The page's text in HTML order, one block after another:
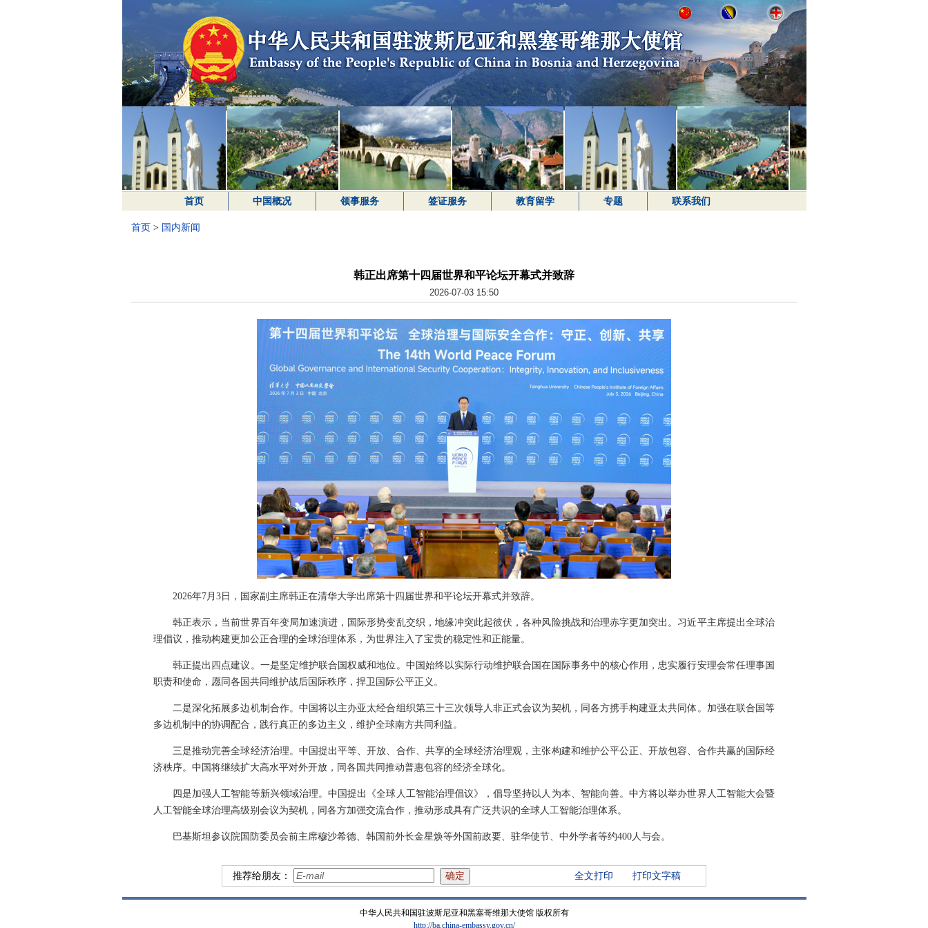
首页 中国概况 领事服务 签证服务 教育留学 专题 联系我们
首页 > 国内新闻
韩正出席第十四届世界和平论坛开幕式并致辞
2026-07-03 15:50
2026年7月3日，国家副主席韩正在清华大学出席第十四届世界和平论坛开幕式并致辞。
韩正表示，当前世界百年变局加速演进，国际形势变乱交织，地缘冲突此起彼伏，各种风险挑战和治理赤字更加突出。习近平主席提出全球治
理倡议，推动构建更加公正合理的全球治理体系，为世界注入了宝贵的稳定性和正能量。
韩正提出四点建议。一是坚定维护联合国权威和地位。中国始终以实际行动维护联合国在国际事务中的核心作用，忠实履行安理会常任理事国
职责和使命，愿同各国共同维护战后国际秩序，捍卫国际公平正义。
二是深化拓展多边机制合作。中国将以主办亚太经合组织第三十三次领导人非正式会议为契机，同各方携手构建亚太共同体。加强在联合国等
多边机制中的协调配合，践行真正的多边主义，维护全球南方共同利益。
三是推动完善全球经济治理。中国提出平等、开放、合作、共享的全球经济治理观，主张构建和维护公平公正、开放包容、合作共赢的国际经
济秩序。中国将继续扩大高水平对外开放，同各国共同推动普惠包容的经济全球化。
四是加强人工智能等新兴领域治理。中国提出《全球人工智能治理倡议》，倡导坚持以人为本、智能向善。中方将以举办世界人工智能大会暨
人工智能全球治理高级别会议为契机，同各方加强交流合作，推动形成具有广泛共识的全球人工智能治理体系。
巴基斯坦参议院国防委员会前主席穆沙希德、韩国前外长金星焕等外国前政要、驻华使节、中外学者等约400人与会。
推荐给朋友： 全文打印 打印文字稿
中华人民共和国驻波斯尼亚和黑塞哥维那大使馆 版权所有
http://ba.china-embassy.gov.cn/